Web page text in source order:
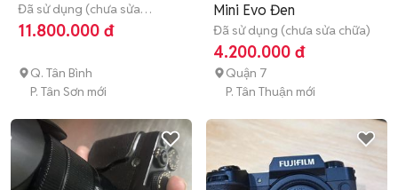
Đã sử dụng (chưa sửa
chữa) 3 tháng
11.800.000 đ
Q. Tân Bình
P. Tân Sơn mới
Mini Evo Đen
Đã sử dụng (chưa sửa chữa)
4.200.000 đ
Quận 7
P. Tân Thuận mới